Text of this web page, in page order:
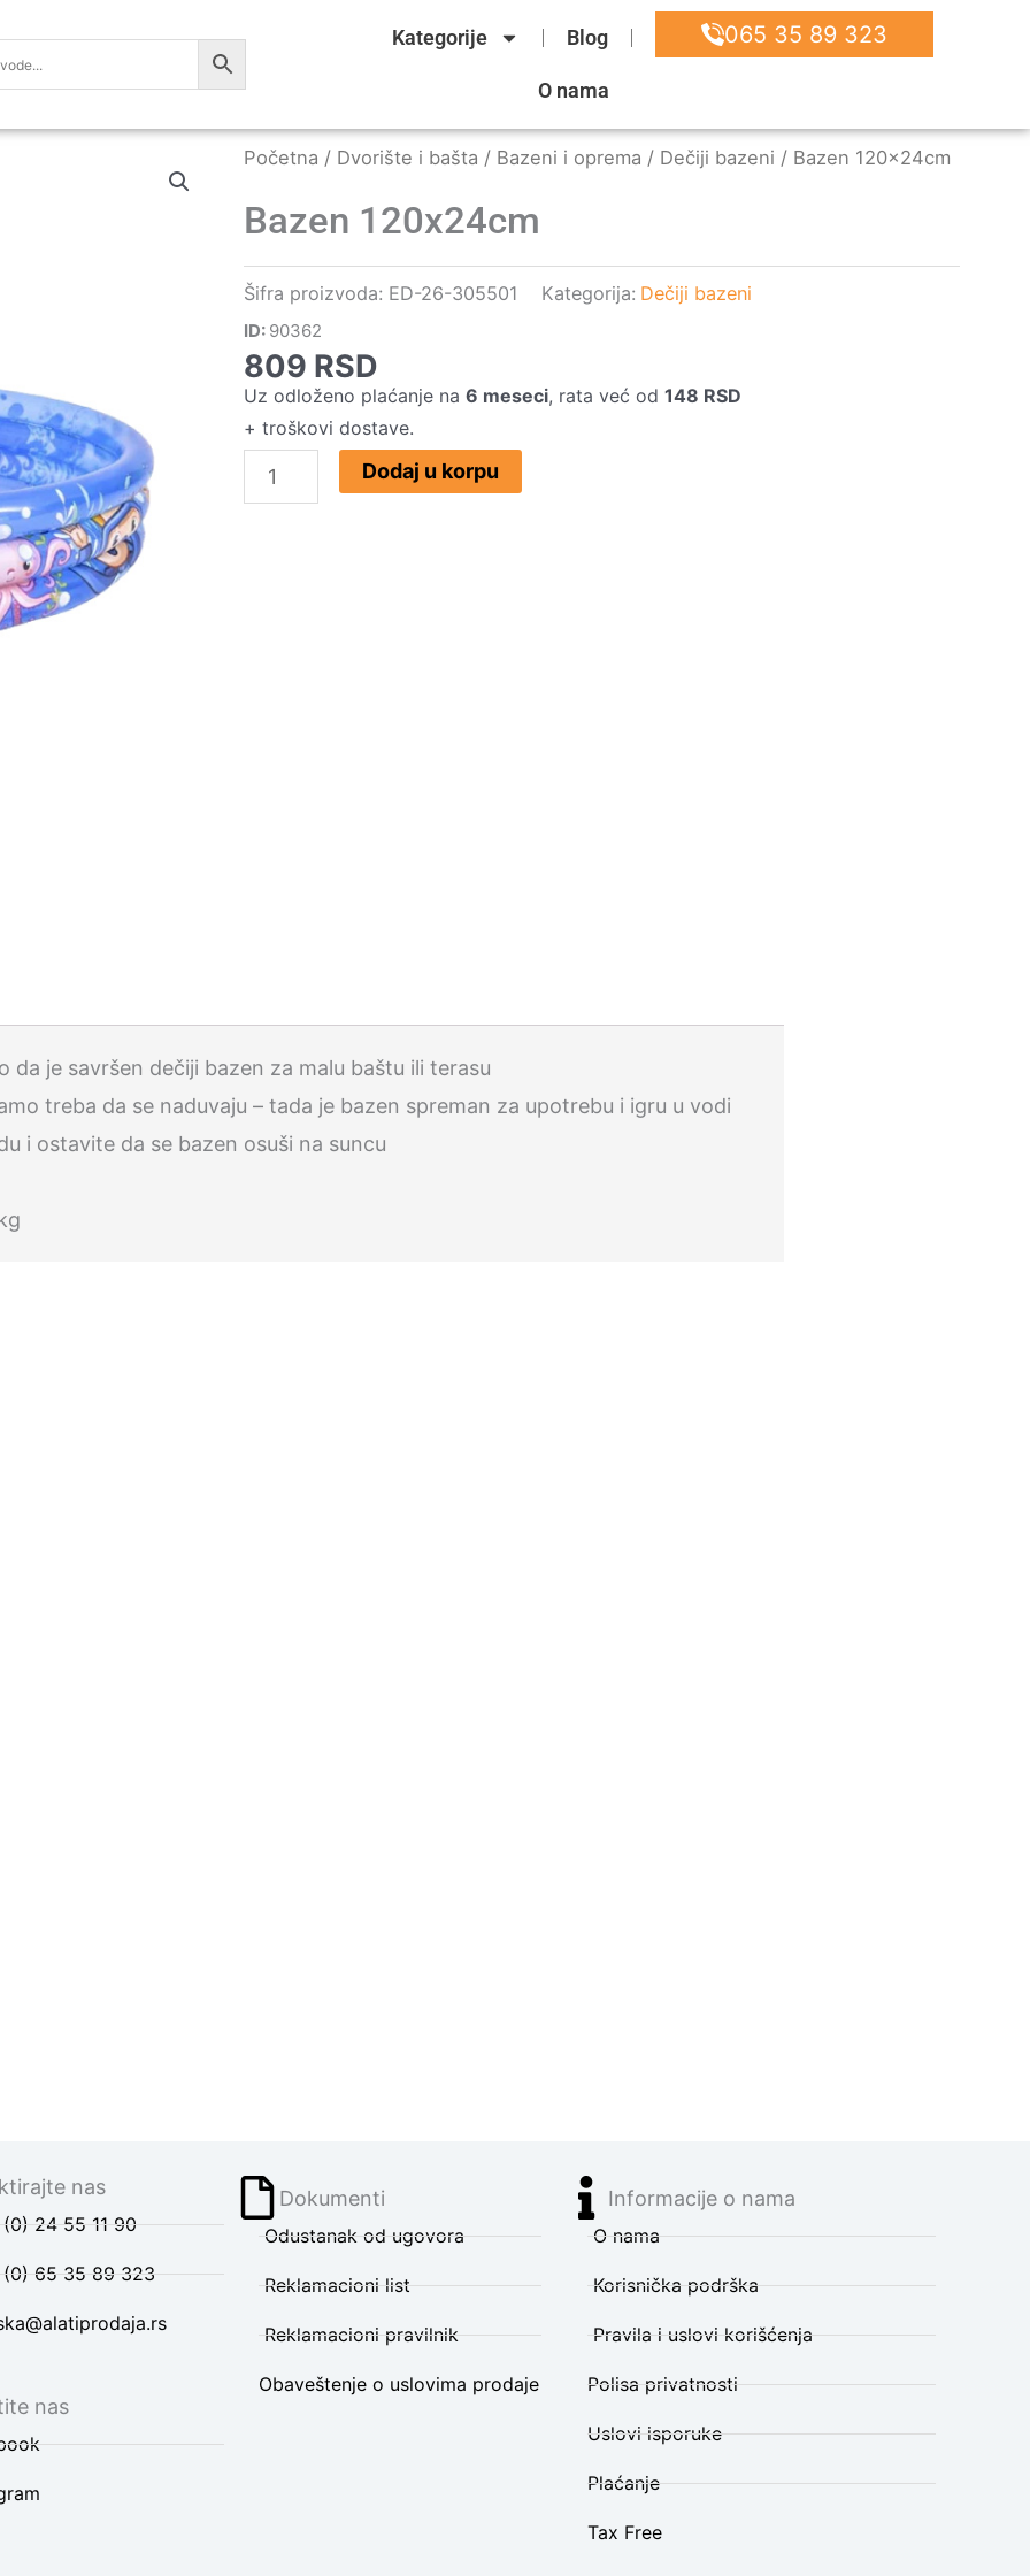
Kategorije Blog
O nama
065 35 89 323
Početna / Dvorište i bašta / Bazeni i oprema / Dečiji bazeni / Bazen 120x24cm
Bazen 120x24cm
Šifra proizvoda: ED-26-305501 Kategorija: Dečiji bazeni
ID: 90362
809 RSD
Uz odloženo plaćanje na 6 meseci, rata već od 148 RSD
+ troškovi dostave.
Bazen
120x24cm
Dodaj u korpu
je savršen dečiji bazen za malu baštu ili terasu
treba da se naduvaju – tada je bazen spreman za upotrebu i igru u vodi
i ostavite da se bazen osuši na suncu
nas
24 55 11 90
(0) 65 35 89 323
nas
Dokumenti
Odustanak od ugovora
Reklamacioni list
Reklamacioni pravilnik
Obaveštenje o uslovima prodaje
Informacije o nama
O nama
Korisnička podrška
Pravila i uslovi korišćenja
Polisa privatnosti
Uslovi isporuke
Plaćanje
Tax Free